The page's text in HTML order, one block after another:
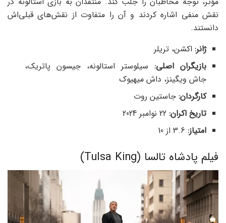
نقش منفی اشاره کردند و آن را متفاوت از نقش‌های قبلی‌اش
دانستند.
ژانر: اکشن، تریلر
بازیگران اصلی:سیلوستر استالونه، جیسون پاتریک،
جاش ویگینز، داش میهیوک
کارگردان: جاستین روت
تاریخ اکران:
امتیاز:
فیلم پادشاه تالسا (Tulsa King)